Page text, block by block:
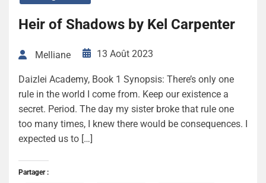
Heir of Shadows by Kel Carpenter
Melliane 13 Août 2023
Daizlei Academy, Book 1 Synopsis: There’s only one
rule in the world I come from. Keep our existence a
secret. Period. The day my sister broke that rule one
too many times, I knew there would be consequences. I
expected us to […]
Partager :